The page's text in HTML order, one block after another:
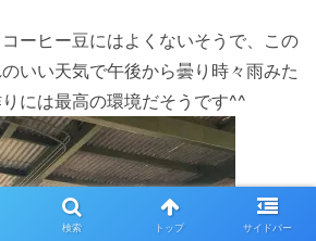
ーヒー豆にはよくないそうで、この
いい天気で午後から曇り時々雨みた
には最高の環境だそうです^^
検索 トップ サイドバー